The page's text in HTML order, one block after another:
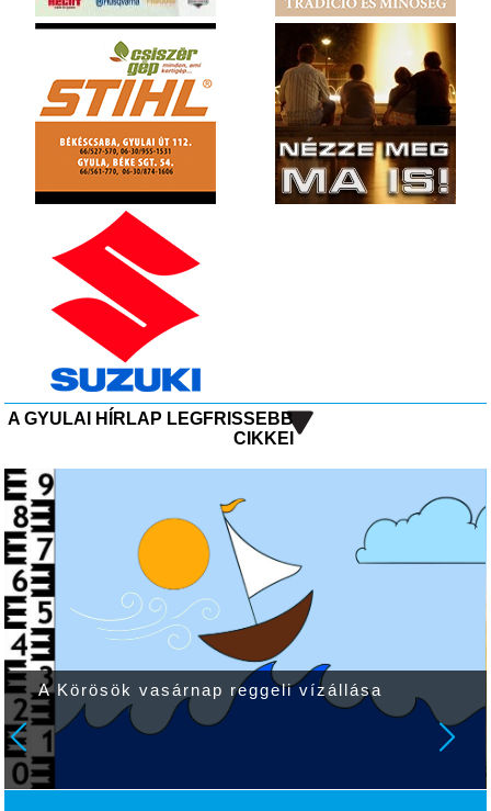
A GYULAI HÍRLAP LEGFRISSEBB
CIKKEI
A Körösök vasárnap reggeli vízállása